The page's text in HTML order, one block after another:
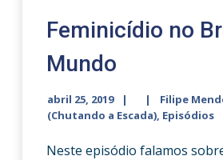
Feminicídio no
Mundo
abril 25, 2019 Filipe
(Chutando a Escada), Episódios
Neste episódio falamos